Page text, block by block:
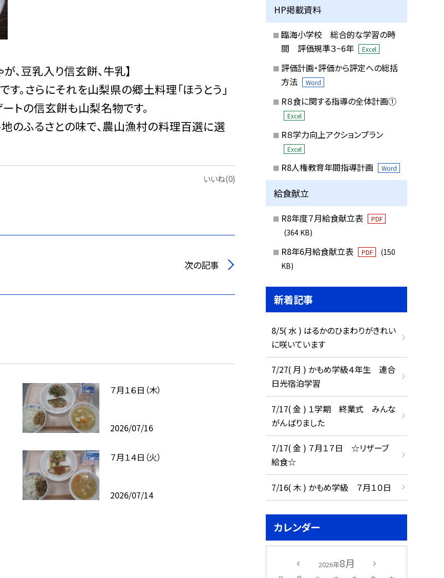
、豆乳入り信玄餅、牛乳】
。さらにそれを山梨県の郷土料理「ほうとう」
トの信玄餅も山梨名物です。
のふるさとの味で、農山漁村の料理百選に選
いいね(0)
次の記事
７月１６日（木）
2026/07/16
７月１４日（火）
2026/07/14
HP掲載資料
臨海小学校 総合的な学習の時
間 評価規準３~6年
Excel
評価計画・評価から評定への総括
方法
Word
R８食に関する指導の全体計画①
Excel
R８学力向上アクションプラン
Excel
R8人権教育年間指導計画 Word
給食献立
R8年度７月給食献立表 PDF
(364 KB)
R8年6月給食献立表 PDF
(150
KB)
新着記事
8/5( 水 ) はるかのひまわりがきれい
に咲いています
7/27( 月 ) かもめ学級４年生 連合
日光宿泊学習
7/17( 金 ) １学期 終業式 みんな
がんばりました
7/17( 金 ) ７月１７日 ☆リザーブ
給食☆
7/16( 木 ) かもめ学級 ７月１０日
カレンダー
2026年8月